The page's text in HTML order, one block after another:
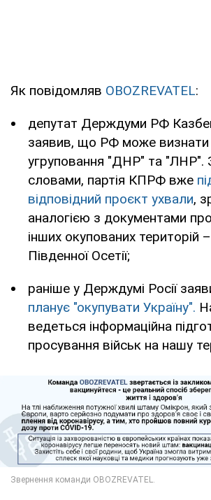
Як повідомляв OBOZREVATEL:
депутат Держдуми РФ
заявив, що РФ може визнати
угруповання "ДНР" та "ЛНР".
словами, партія КПРФ вже
відповідний проєкт ухвали,
аналогією з документами
інших окупованих територій –
Південної Осетії;
раніше у Держдумі Росії
планує "окупувати Україну".
ведеться інформаційна
просування військ на нашу